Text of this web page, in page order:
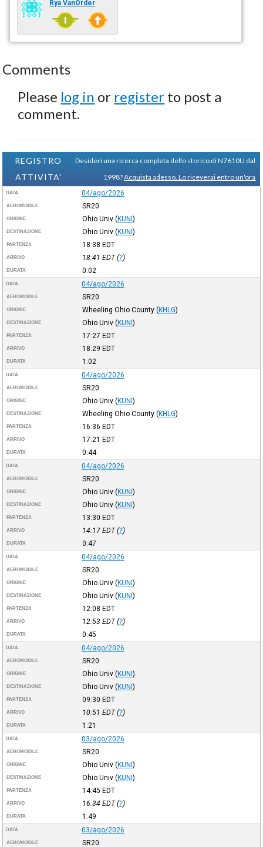
Rya VanOrder
Comments
Please log in or register to post a
comment.
REGISTRO
ATTIVITA'
Desideri una ricerca completa dello storico di N7610U dal
1998?Acquista adesso. Lo riceverai entro un'ora
DATA 04/ago/2026
AEROMOBILE SR20
ORIGINE Ohio Univ (KUNI )
DESTINAZIONE Ohio Univ (KUNI )
PARTENZA 18:38 EDT
ARRIVO 18:41 EDT(?)
DURATA 0:02
DATA 04/ago/2026
AEROMOBILE SR20
ORIGINE Wheeling Ohio County (KHLG)
DESTINAZIONE Ohio Univ (KUNI )
PARTENZA 17:27 EDT
ARRIVO 18:29 EDT
DURATA 1:02
DATA 04/ago/2026
AEROMOBILE SR20
ORIGINE Ohio Univ (KUNI )
DESTINAZIONE Wheeling Ohio County (KHLG)
PARTENZA 16:36 EDT
ARRIVO 17:21 EDT
DURATA 0:44
DATA 04/ago/2026
AEROMOBILE SR20
ORIGINE Ohio Univ (KUNI )
DESTINAZIONE Ohio Univ (KUNI )
PARTENZA 13:30 EDT
ARRIVO 14:17 EDT(?)
DURATA 0:47
DATA 04/ago/2026
AEROMOBILE SR20
ORIGINE Ohio Univ (KUNI )
DESTINAZIONE Ohio Univ (KUNI )
PARTENZA 12:08 EDT
ARRIVO 12:53 EDT(?)
DURATA 0:45
DATA 04/ago/2026
AEROMOBILE SR20
ORIGINE Ohio Univ (KUNI )
DESTINAZIONE Ohio Univ (KUNI )
PARTENZA 09:30 EDT
ARRIVO 10:51 EDT(?)
DURATA 1:21
DATA 03/ago/2026
AEROMOBILE SR20
ORIGINE Ohio Univ (KUNI )
DESTINAZIONE Ohio Univ (KUNI )
PARTENZA 14:45 EDT
ARRIVO 16:34 EDT(?)
DURATA 1:49
DATA 03/ago/2026
AEROMOBILE SR20